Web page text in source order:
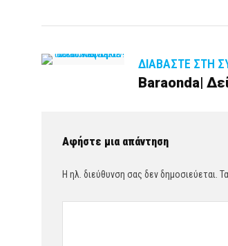
ΔΙΑΒΆΣΤΕ ΣΤΗ
Baraonda|
Αφήστε μια απάντηση
Η ηλ. διεύθυνση σας δεν δημοσιεύεται.